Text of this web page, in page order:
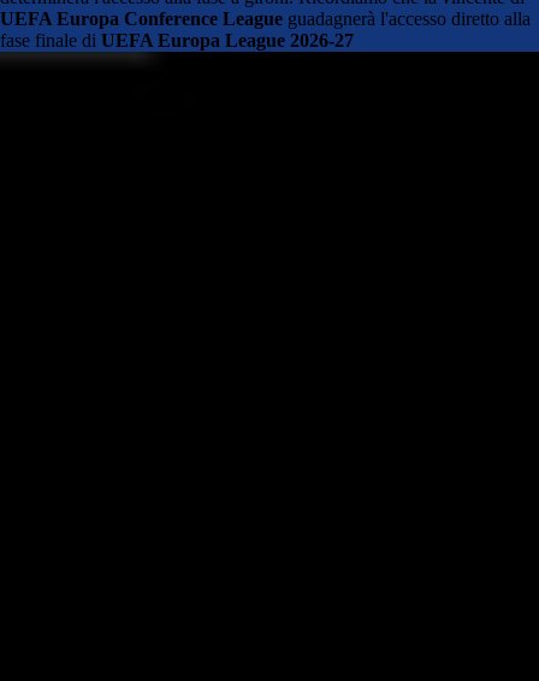
UEFA Europa Conference League guadagnerà l'accesso diretto alla
fase finale di UEFA Europa League 2026-27